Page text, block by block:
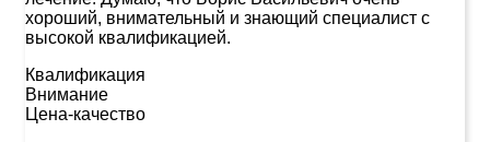
хороший, внимательный и знающий специалист с
высокой квалификацией.
Квалификация
Внимание
Цена-качество